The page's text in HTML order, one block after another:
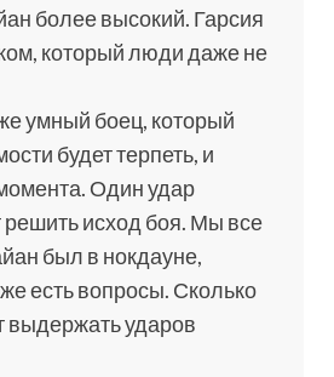
более высокий. Гарсия
который люди даже не
умный боец, который
будет терпеть, и
Один удар
решить исход боя. Мы все
был в нокдауне,
есть вопросы. Сколько
выдержать ударов